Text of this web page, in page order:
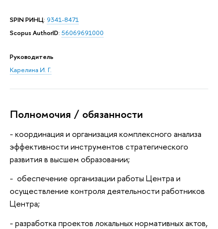
SPIN РИНЦ: 9341-8471
Scopus AuthorID: 56069691000
Руководитель
Карелина И. Г.
Полномочия / обязанности
- координация и организация комплексного анализа
эффективности инструментов стратегического
развития в высшем образовании;
- обеспечение организации работы Центра и
осуществление контроля деятельности работников
Центра;
- разработка проектов локальных нормативных актов,